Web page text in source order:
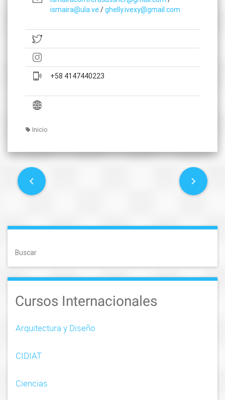
ismaira@ula.ve/ghelly.ivexy@gmail.com
+58 4147440223
Inicio
P
s
n
a
v
a
Buscar
Cursos Internacionales
Arquitectura y Diseño
CIDIAT
Ciencias